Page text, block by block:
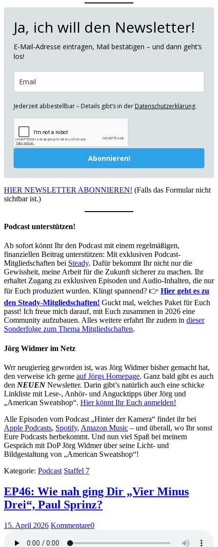
Ja, ich will den Newsletter!
E-Mail-Adresse eintragen, Mail bestätigen – und dann geht’s
los!
Jederzeit abbestellbar – Details gibt’s in der Datenschutzerklärung.
Abonnieren!
HIER NEWSLETTER ABONNIEREN! (Falls das Formular nicht
sichtbar ist.)
Podcast unterstützen!
Ab sofort könnt Ihr den Podcast mit einem regelmäßigen,
finanziellen Beitrag unterstützen: Mit exklusiven Podcast-
Mitgliedschaften bei Steady. Dafür bekommt Ihr nicht nur die
Gewissheit, meine Arbeit für die Zukunft sicherer zu machen. Ihr
erhaltet Zugang zu exklusiven Episoden und Audio-Inhalten, die nur
für Euch produziert wurden. Klingt spannend? 👉 Hier geht es zu
den Steady-Mitgliedschaften! Guckt mal, welches Paket für Euch
passt! Ich freue mich darauf, mit Euch zusammen in 2026 eine
Community aufzubauen. Alles weitere erfahrt Ihr zudem in dieser
Sonderfolge zum Thema Mitgliedschaften.
Jörg Widmer im Netz
Wrr neugierieg geworden ist, was Jörg Widmer bisher gemacht hat,
den verweise ich gerne auf Jörgs Homepage. Ganz bald gibt es auch
den NEUEN Newsletter. Darin gibt’s natürlich auch eine schicke
Linkliste mit Lese-, Anhör- und Angucktipps über Jörg und
„American Sweatshop“. Hier könnt Ihr Euch anmelden!
Alle Episoden vom Podcast „Hinter der Kamera“ findet ihr bei
Apple Podcasts, Spotify, Amazon Music – und überall, wo Ihr sonst
Eure Podcasts herbekommt. Und nun viel Spaß bei meinem
Gespräch mit DoP Jörg Widmer über seine Licht- und
Bildgestaltung von „American Sweatshop“!
Kategorie: Podcast Staffel 7
EP46: Wie nah ging Dir „Vier Minus
Drei“, Paul Sprinz?
15. April 2026 Kommentare0